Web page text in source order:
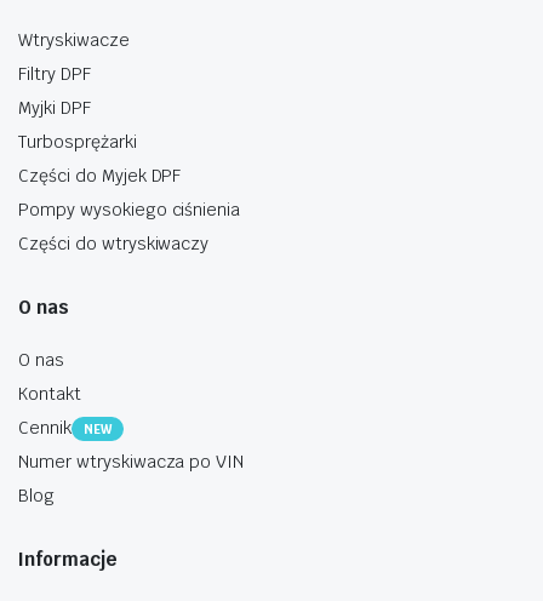
Wtryskiwacze
Filtry DPF
Myjki DPF
Turbosprężarki
Części do Myjek DPF
Pompy wysokiego ciśnienia
Części do wtryskiwaczy
O nas
O nas
Kontakt
Cennik
NEW
Numer wtryskiwacza po VIN
Blog
Informacje